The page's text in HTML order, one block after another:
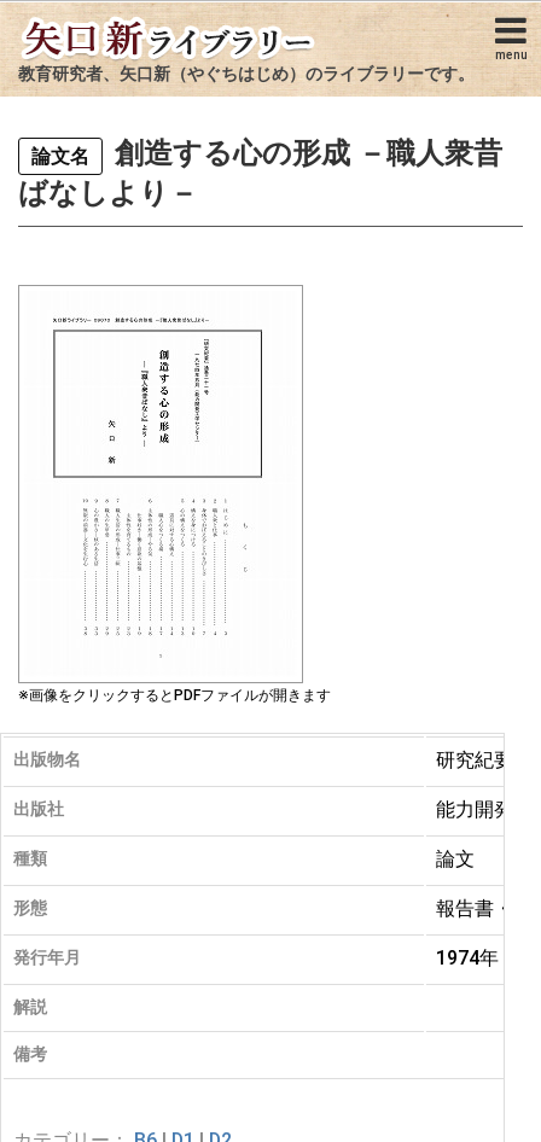
menu
教育研究者、矢口新（やぐちはじめ）のライブラリーです。
論文名
創造する心の形成 －職人衆昔
ばなしより－
※画像をクリックするとPDFファイルが開きます
出版物名 研究紀要（
出版社 能力開発工
種類 論文
形態 報告書・紀
発行年月 1974年 05
解説
備考